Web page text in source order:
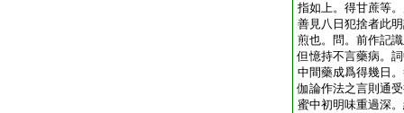
指如上。得甘蔗等
善見八日犯捨者此
煎也。問。前作記
但憶持不言藥病。
中間藥成爲得幾日
伽論作法之言則通
蜜中初明味重過深